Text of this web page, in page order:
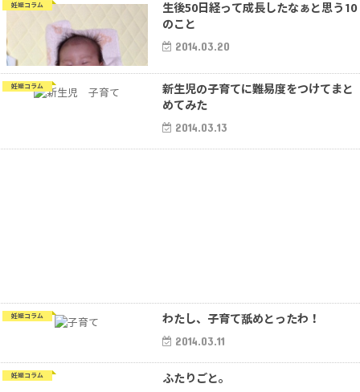
妊娠コラム
生後50日経って成長したなぁと思う10
のこと
2014.03.20
妊娠コラム
新生児の子育てに難易度をつけてまと
めてみた
2014.03.13
妊娠コラム わたし、子育て舐めとったわ！
2014.03.11
妊娠コラム ふたりごと。